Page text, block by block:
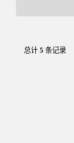
总计 5 条记录